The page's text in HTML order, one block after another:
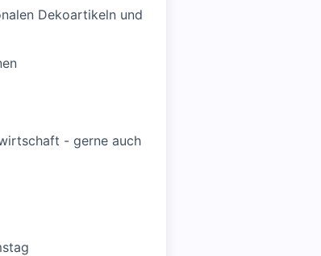
Dekoartikeln und
- gerne auch